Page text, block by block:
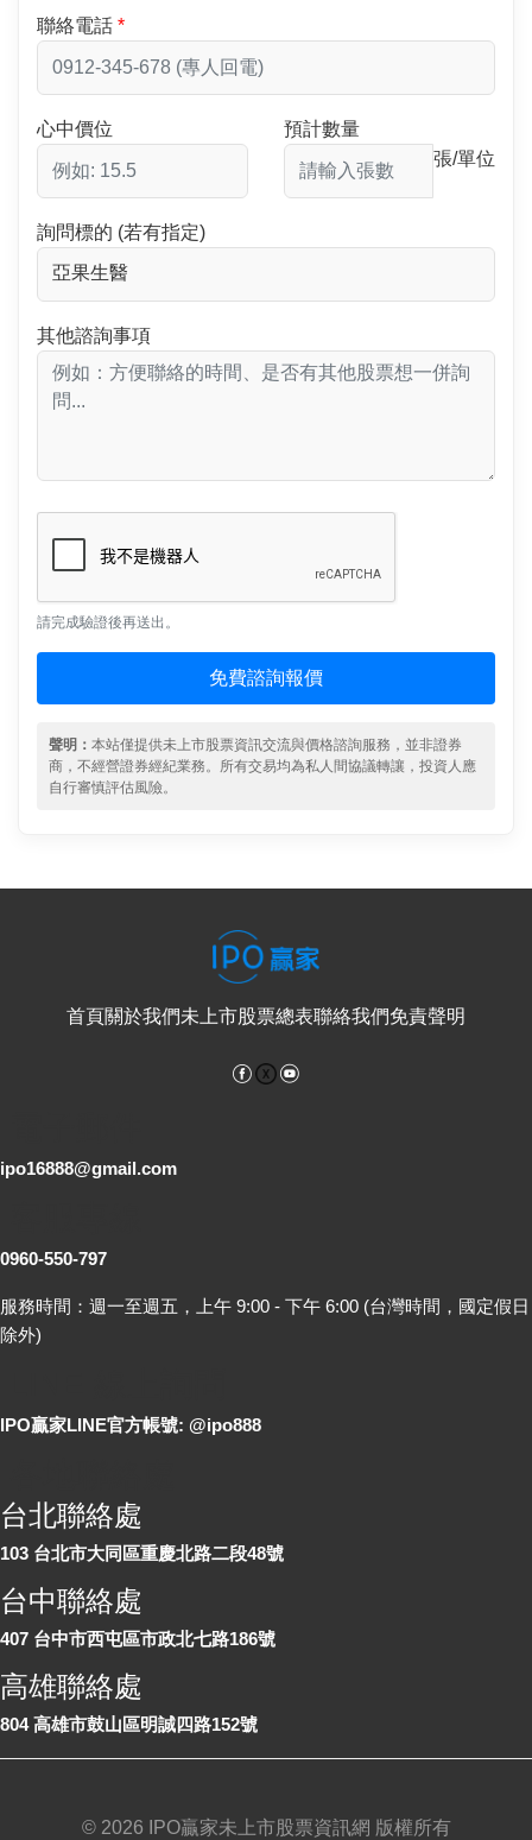
聯絡電話
心中價位
預計數量
張/單位
詢問標的 (若有指定)
其他諮詢事項
請完成驗證後再送出。
免費諮詢報價
聲明： 本站僅提供未上市股票資訊交流與價格諮詢服務，並非證券
商，不經營證券經紀業務。所有交易均為私人間協議轉讓，投資人應
自行審慎評估風險。
首頁關於我們未上市股票總表聯絡我們免責聲明
Facebook
ipo16888@gmail.com
0960-550-797
服務時間：週一至週五，上午 9:00 - 下午 6:00 (台灣時間，國定假日
除外)
IPO贏家LINE官方帳號: @ipo888
台北聯絡處
103 台北市大同區重慶北路二段48號
台中聯絡處
407 台中市西屯區市政北七路186號
高雄聯絡處
804 高雄市鼓山區明誠四路152號
© 2026 IPO贏家未上市股票資訊網 版權所有